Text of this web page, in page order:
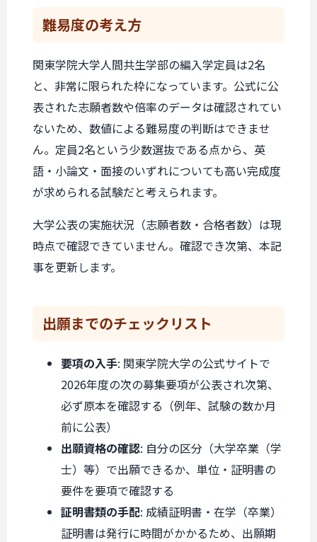
難易度の考え方
関東学院大学人間共生学部の編入学定員は2名
と、非常に限られた枠になっています。公式に公
表された志願者数や倍率のデータは確認されてい
ないため、数値による難易度の判断はできませ
ん。定員2名という少数選抜である点から、英
語・小論文・面接のいずれについても高い完成度
が求められる試験だと考えられます。
大学公表の実施状況（志願者数・合格者数）は現
時点で確認できていません。確認でき次第、本記
事を更新します。
出願までのチェックリスト
要項の入手: 関東学院大学の公式サイトで
2026年度の次の募集要項が公表され次第、
必ず原本を確認する（例年、試験の数か月
前に公表）
出願資格の確認: 自分の区分（大学卒業（学
士）等）で出願できるか、単位・証明書の
要件を要項で確認する
証明書類の手配: 成績証明書・在学（卒業）
証明書は発行に時間がかかるため、出願期